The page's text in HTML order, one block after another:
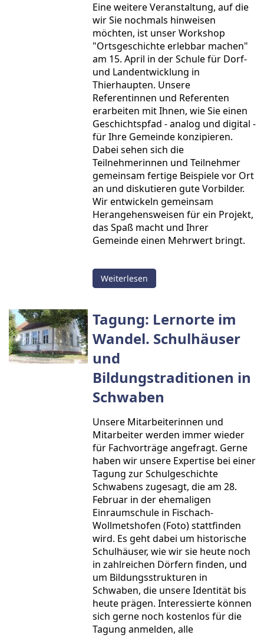
Eine weitere Veranstaltung, auf die
wir Sie nochmals hinweisen
möchten, ist unser Workshop
"Ortsgeschichte erlebbar machen"
am 15. April in der Schule für Dorf-
und Landentwicklung in
Thierhaupten. Unsere
Referentinnen und Referenten
erarbeiten mit Ihnen, wie Sie einen
Geschichtspfad - analog und digital -
für Ihre Gemeinde konzipieren.
Dabei sehen sich die
Teilnehmerinnen und Teilnehmer
gemeinsam fertige Beispiele vor Ort
an und diskutieren gute Vorbilder.
Wir entwickeln gemeinsam
Herangehensweisen für ein Projekt,
das Spaß macht und Ihrer
Gemeinde einen Mehrwert bringt.
Weiterlesen
Tagung: Lernorte im
Wandel. Schulhäuser
und
Bildungstraditionen in
Schwaben
Unsere Mitarbeiterinnen und
Mitarbeiter werden immer wieder
für Fachvorträge angefragt. Gerne
haben wir unsere Expertise bei einer
Tagung zur Schulgeschichte
Schwabens zugesagt, die am 28.
Februar in der ehemaligen
Einraumschule in Fischach-
Wollmetshofen (Foto) stattfinden
wird. Es geht dabei um historische
Schulhäuser, wie wir sie heute noch
in zahlreichen Dörfern finden, und
um Bildungsstrukturen in
Schwaben, die unsere Identität bis
heute prägen. Interessierte können
sich gerne noch kostenlos für die
Tagung anmelden, alle